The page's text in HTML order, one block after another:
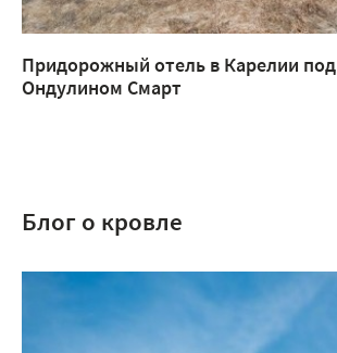
Придорожный отель в Карелии под
Ондулином Смарт
Блог о кровле